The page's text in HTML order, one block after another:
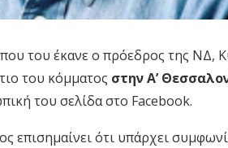
του έκανε ο πρόεδρος της ΝΔ,
του κόμματος στην Α’
του σελίδα στο Facebook.
ότι υπάρχει